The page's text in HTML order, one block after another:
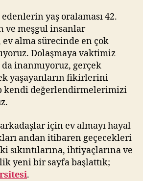
yaş oralaması 42.
ve meşgul insanlar
alma sürecinde en çok
Dolaşmaya vaktimiz
inanmıyoruz, gerçek
yaşayanların fikirlerini
kendi değerlendirmelerimizi
için ev almayı hayal
andan itibaren geçecekleri
sıkıntılarına, ihtiyaçlarına ve
yeni bir sayfa başlattık;
.